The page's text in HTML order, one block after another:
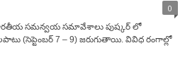
0
సమన్వయ సమావేశాలు పుష్కర్ లో
(సెప్టెంబర్ 7 – 9) జరుగుతాయి. వివిధ రంగాల్లో